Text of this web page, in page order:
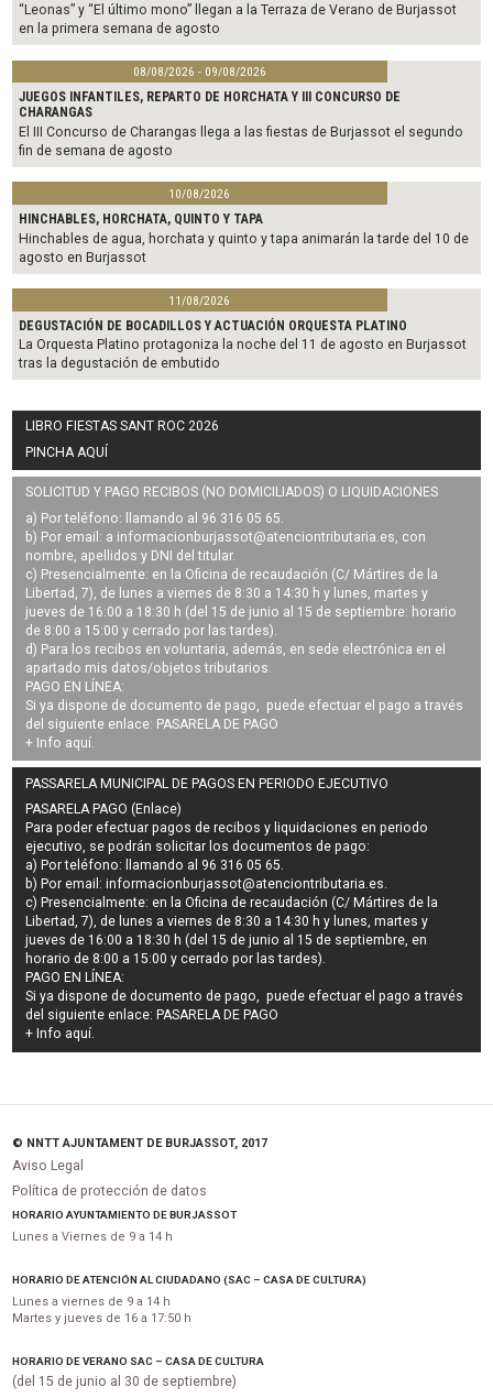
“Leonas” y “El último mono” llegan a la Terraza de Verano de Burjassot
en la primera semana de agosto
08/08/2026 - 09/08/2026
JUEGOS INFANTILES, REPARTO DE HORCHATA Y III CONCURSO DE
CHARANGAS
El III Concurso de Charangas llega a las fiestas de Burjassot el segundo
fin de semana de agosto
10/08/2026
HINCHABLES, HORCHATA, QUINTO Y TAPA
Hinchables de agua, horchata y quinto y tapa animarán la tarde del 10 de
agosto en Burjassot
11/08/2026
DEGUSTACIÓN DE BOCADILLOS Y ACTUACIÓN ORQUESTA PLATINO
La Orquesta Platino protagoniza la noche del 11 de agosto en Burjassot
tras la degustación de embutido
LIBRO FIESTAS SANT ROC 2026
PINCHA AQUÍ
SOLICITUD Y PAGO RECIBOS (NO DOMICILIADOS) O LIQUIDACIONES
a) Por teléfono: llamando al 96 316 05 65.
b) Por email: a informacionburjassot@atenciontributaria.es, con
nombre, apellidos y DNI del titular.
c) Presencialmente: en la Oficina de recaudación (C/ Mártires de la
Libertad, 7), de lunes a viernes de 8:30 a 14:30 h y lunes, martes y
jueves de 16:00 a 18:30 h (del 15 de junio al 15 de septiembre: horario
de 8:00 a 15:00 y cerrado por las tardes).
d) Para los recibos en voluntaria, además, en sede electrónica en el
apartado mis datos/objetos tributarios.
PAGO EN LÍNEA:
Si ya dispone de documento de pago, puede efectuar el pago a través
del siguiente enlace: PASARELA DE PAGO
+ Info aquí.
PASSARELA MUNICIPAL DE PAGOS EN PERIODO EJECUTIVO
PASARELA PAGO (Enlace)
Para poder efectuar pagos derecibos y liquidaciones en periodo
ejecutivo, se podrán solicitar los documentos de pago:
a) Por teléfono: llamando al 96 316 05 65.
b) Por email:informacionburjassot@atenciontributaria.es.
c) Presencialmente: en la Oficina de recaudación (C/ Mártires de la
Libertad, 7), de lunes a viernes de 8:30 a 14:30 h y lunes, martes y
jueves de 16:00 a 18:30 h (del 15 de junio al 15 de septiembre, en
horario de 8:00 a 15:00 y cerrado por las tardes).
PAGO EN LÍNEA:
Si ya dispone de documento de pago, puede efectuar el pago a través
del siguiente enlace: PASARELA DE PAGO
+ Info aquí.
© NNTT AJUNTAMENT DE BURJASSOT, 2017
Aviso Legal
Política de protección de datos
HORARIO AYUNTAMIENTO DE BURJASSOT
Lunes a Viernes de 9 a 14 h
HORARIO DE ATENCIÓN AL CIUDADANO (SAC – CASA DE CULTURA)
Lunes a viernes de 9 a 14 h
Martes y jueves de 16 a 17:50 h
HORARIO DE VERANO SAC – CASA DE CULTURA
(del 15 de junio al 30 de septiembre)